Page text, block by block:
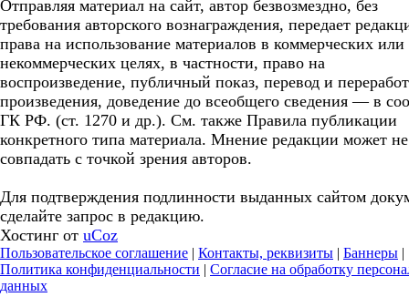
Отправляя материал на сайт, автор безвозмездно, без
требования авторского вознаграждения, передает
права на использование материалов в коммерческих или
некоммерческих целях, в частности, право на
воспроизведение, публичный показ, перевод и
произведения, доведение до всеобщего сведения — в
ГК РФ. (ст. 1270 и др.). См. также Правила публикации
конкретного типа материала. Мнение редакции может не
совпадать с точкой зрения авторов.
Для подтверждения подлинности выданных сайтом
сделайте запрос в редакцию.
Хостинг от uCoz
Пользовательское соглашение | Контакты, реквизиты | Баннеры |
Политика конфиденциальности | Согласие на обработку
данных